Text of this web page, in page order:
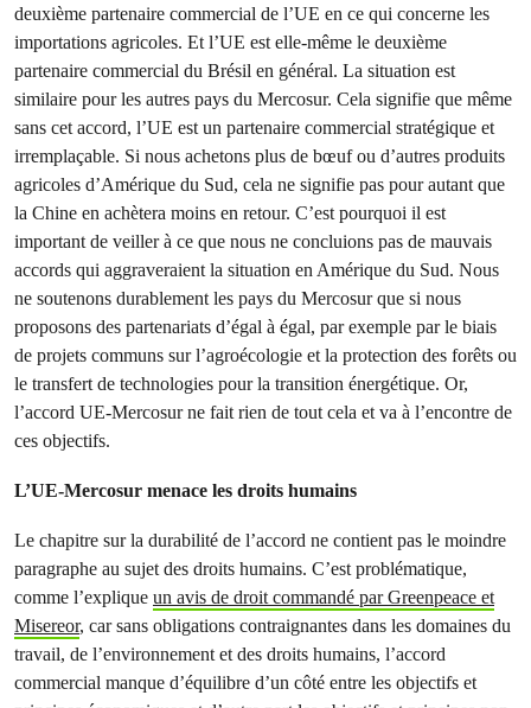
deuxième partenaire commercial de l’UE en ce qui concerne les
importations agricoles. Et l’UE est elle-même le deuxième
partenaire commercial du Brésil en général. La situation est
similaire pour les autres pays du Mercosur. Cela signifie que même
sans cet accord, l’UE est un partenaire commercial stratégique et
irremplaçable. Si nous achetons plus de bœuf ou d’autres produits
agricoles d’Amérique du Sud, cela ne signifie pas pour autant que
la Chine en achètera moins en retour. C’est pourquoi il est
important de veiller à ce que nous ne concluions pas de mauvais
accords qui aggraveraient la situation en Amérique du Sud. Nous
ne soutenons durablement les pays du Mercosur que si nous
proposons des partenariats d’égal à égal, par exemple par le biais
de projets communs sur l’agroécologie et la protection des forêts ou
le transfert de technologies pour la transition énergétique. Or,
l’accord UE-Mercosur ne fait rien de tout cela et va à l’encontre de
ces objectifs.
L’UE-Mercosur menace les droits humains
Le chapitre sur la durabilité de l’accord ne contient pas le moindre
paragraphe au sujet des droits humains. C’est problématique,
comme l’explique un avis de droit commandé par Greenpeace et
Misereor, car sans obligations contraignantes dans les domaines du
travail, de l’environnement et des droits humains, l’accord
commercial manque d’équilibre d’un côté entre les objectifs et